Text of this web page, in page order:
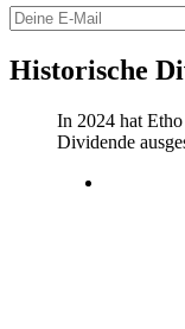
Historische
In 2024 hat
Dividende